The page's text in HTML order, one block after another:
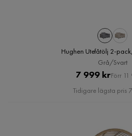
Hughen Utefåtölj 2-
Grå/Svart
Pris
7 999 kr
Pris
Förr
Tidigare lägsta pris